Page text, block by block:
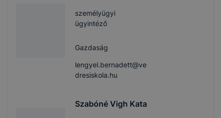
személyügyi
ügyintéző
Gazdaság
lengyel.bernadett@ve
dresiskola.hu
Szabóné Vigh Kata